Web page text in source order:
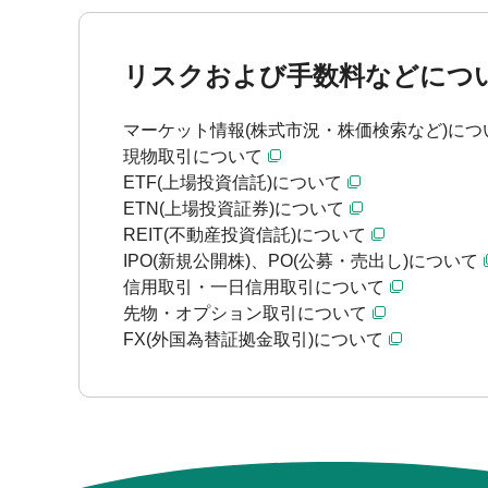
リスクおよび手数料などにつ
マーケット情報(株式市況・株価検索など)につ
現物取引について
ETF(上場投資信託)について
ETN(上場投資証券)について
REIT(不動産投資信託)について
IPO(新規公開株)、PO(公募・売出し)について
信用取引・一日信用取引について
先物・オプション取引について
FX(外国為替証拠金取引)について